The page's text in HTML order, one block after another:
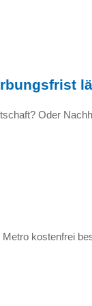
Oder
kostenfrei